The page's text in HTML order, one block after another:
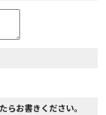
らお書きください。